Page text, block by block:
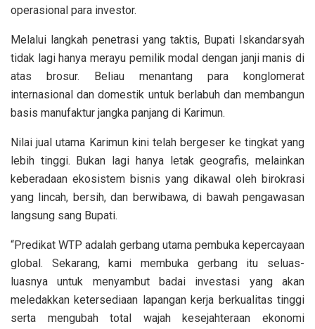
operasional para investor.
Melalui langkah penetrasi yang taktis, Bupati Iskandarsyah
tidak lagi hanya merayu pemilik modal dengan janji manis di
atas brosur. Beliau menantang para konglomerat
internasional dan domestik untuk berlabuh dan membangun
basis manufaktur jangka panjang di Karimun.
Nilai jual utama Karimun kini telah bergeser ke tingkat yang
lebih tinggi. Bukan lagi hanya letak geografis, melainkan
keberadaan ekosistem bisnis yang dikawal oleh birokrasi
yang lincah, bersih, dan berwibawa, di bawah pengawasan
langsung sang Bupati.
“Predikat WTP adalah gerbang utama pembuka kepercayaan
global. Sekarang, kami membuka gerbang itu seluas-
luasnya untuk menyambut badai investasi yang akan
meledakkan ketersediaan lapangan kerja berkualitas tinggi
serta mengubah total wajah kesejahteraan ekonomi